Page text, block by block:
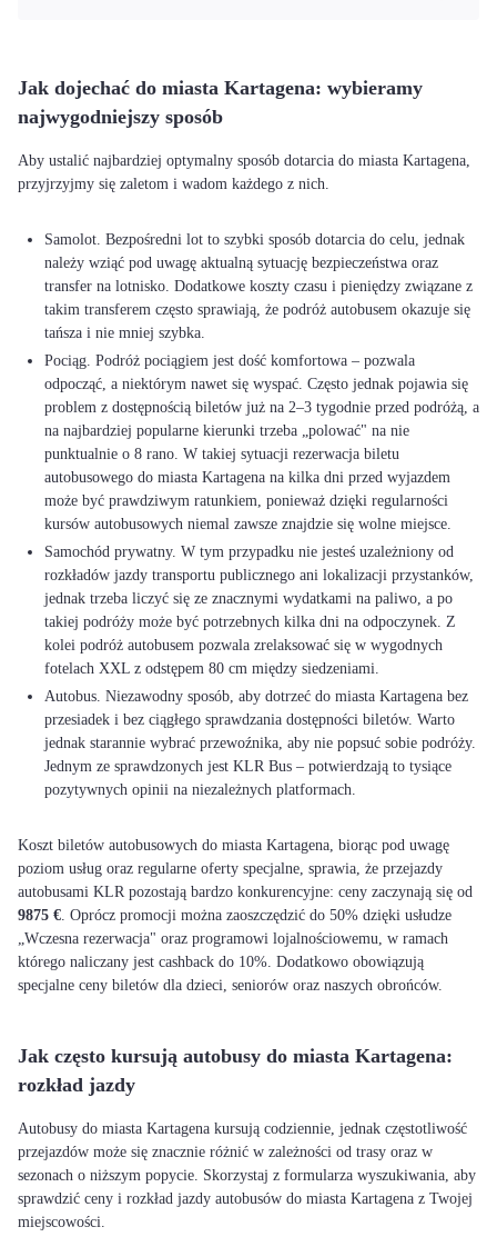
Jak dojechać do miasta Kartagena: wybieramy
najwygodniejszy sposób
Aby ustalić najbardziej optymalny sposób dotarcia do miasta Kartagena,
przyjrzyjmy się zaletom i wadom każdego z nich.
Samolot. Bezpośredni lot to szybki sposób dotarcia do celu, jednak
należy wziąć pod uwagę aktualną sytuację bezpieczeństwa oraz
transfer na lotnisko. Dodatkowe koszty czasu i pieniędzy związane z
takim transferem często sprawiają, że podróż autobusem okazuje się
tańsza i nie mniej szybka.
Pociąg. Podróż pociągiem jest dość komfortowa – pozwala
odpocząć, a niektórym nawet się wyspać. Często jednak pojawia się
problem z dostępnością biletów już na 2–3 tygodnie przed podróżą, a
na najbardziej popularne kierunki trzeba „polować" na nie
punktualnie o 8 rano. W takiej sytuacji rezerwacja biletu
autobusowego do miasta Kartagena na kilka dni przed wyjazdem
może być prawdziwym ratunkiem, ponieważ dzięki regularności
kursów autobusowych niemal zawsze znajdzie się wolne miejsce.
Samochód prywatny. W tym przypadku nie jesteś uzależniony od
rozkładów jazdy transportu publicznego ani lokalizacji przystanków,
jednak trzeba liczyć się ze znacznymi wydatkami na paliwo, a po
takiej podróży może być potrzebnych kilka dni na odpoczynek. Z
kolei podróż autobusem pozwala zrelaksować się w wygodnych
fotelach XXL z odstępem 80 cm między siedzeniami.
Autobus. Niezawodny sposób, aby dotrzeć do miasta Kartagena bez
przesiadek i bez ciągłego sprawdzania dostępności biletów. Warto
jednak starannie wybrać przewoźnika, aby nie popsuć sobie podróży.
Jednym ze sprawdzonych jest KLR Bus – potwierdzają to tysiące
pozytywnych opinii na niezależnych platformach.
Koszt biletów autobusowych do miasta Kartagena, biorąc pod uwagę
poziom usług oraz regularne oferty specjalne, sprawia, że przejazdy
autobusami KLR pozostają bardzo konkurencyjne: ceny zaczynają się od
9875 €. Oprócz promocji można zaoszczędzić do 50% dzięki usłudze
„Wczesna rezerwacja" oraz programowi lojalnościowemu, w ramach
którego naliczany jest cashback do 10%. Dodatkowo obowiązują
specjalne ceny biletów dla dzieci, seniorów oraz naszych obrońców.
Jak często kursują autobusy do miasta Kartagena:
rozkład jazdy
Autobusy do miasta Kartagena kursują codziennie, jednak częstotliwość
przejazdów może się znacznie różnić w zależności od trasy oraz w
sezonach o niższym popycie. Skorzystaj z formularza wyszukiwania, aby
sprawdzić ceny i rozkład jazdy autobusów do miasta Kartagena z Twojej
miejscowości.